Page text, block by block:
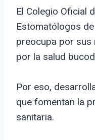
El Colegio Oficial
Estomatólogos
preocupa por sus
por la salud
Por eso,
que fomentan la
sanitaria.